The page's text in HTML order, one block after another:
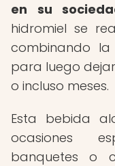
en su
hidromiel se
combinando
para luego
o incluso meses.
Esta bebida
ocasiones
banquetes o